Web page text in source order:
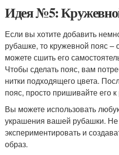
Идея №5:
Если вы хотите добавить
рубашке, то кружевной пояс
можете сшить его
Чтобы сделать пояс, вам
нитки подходящего цвета.
пояс, просто пришивайте его
Вы можете использовать
украшения вашей рубашки. Не
экспериментировать и
образ.